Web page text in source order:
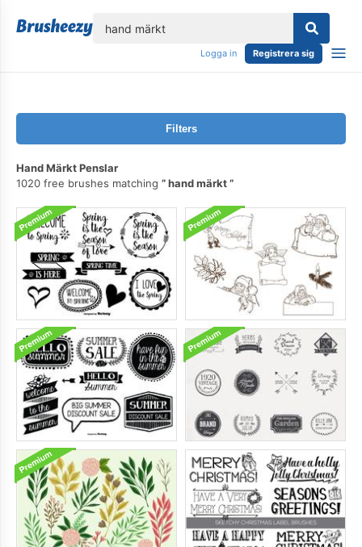
Logga in Registrera sig
Filters
Hand Märkt Penslar
1020 free brushes matching
hand märkt